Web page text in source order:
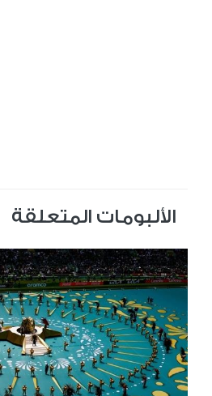
الألبومات المتعلقة